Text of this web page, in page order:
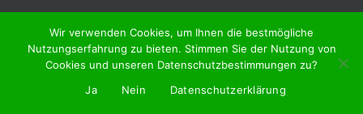
2026 "Thaynger Anzeiger", Meier + Cie AG, Vordergasse 58, 8201
Schaffhausen
Wir verwenden Cookies, um Ihnen die bestmögliche
Nutzungserfahrung zu bieten. Stimmen Sie der Nutzung von
Cookies und unseren Datenschutzbestimmungen zu?
Ja
Nein Datenschutzerklärung